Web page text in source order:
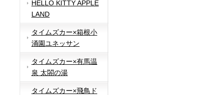
HELLO KITTY APPLE
LAND
タイムズカー×箱根小
涌園ユネッサン
タイムズカー×有馬温
泉 太閤の湯
タイムズカー×飛鳥ド